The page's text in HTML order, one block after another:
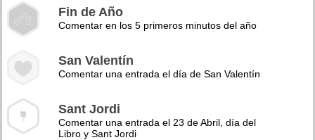
Fin de Año
Comentar en los 5 primeros minutos del año
San Valentín
Comentar una entrada el día de San Valentín
Sant Jordi
Comentar una entrada el 23 de Abril, día del
Libro y Sant Jordi